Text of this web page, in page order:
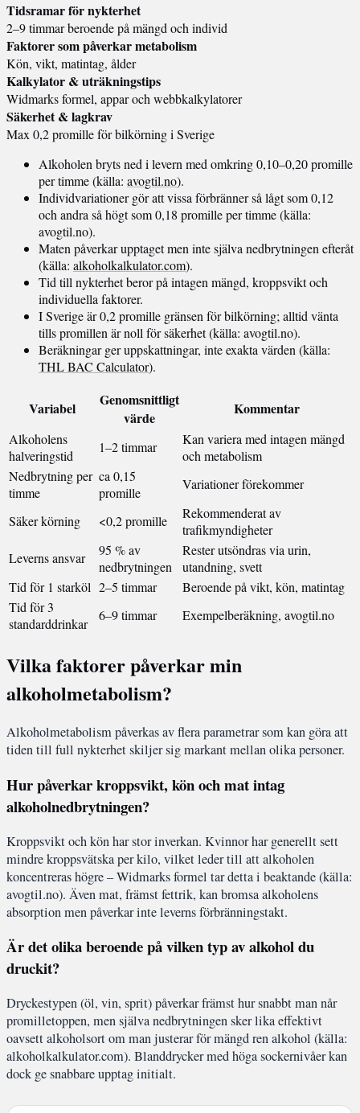
Tidsramar för nykterhet
2–9 timmar beroende på mängd och individ
Faktorer som påverkar metabolism
Kön, vikt, matintag, ålder
Kalkylator & uträkningstips
Widmarks formel, appar och webbkalkylatorer
Säkerhet & lagkrav
Max 0,2 promille för bilkörning i Sverige
Alkoholen bryts ned i levern med omkring 0,10–0,20 promille
per timme (källa: avogtil.no).
Individvariationer gör att vissa förbränner så lågt som 0,12
och andra så högt som 0,18 promille per timme (källa:
avogtil.no).
Maten påverkar upptaget men inte själva nedbrytningen efteråt
(källa: alkoholkalkulator.com).
Tid till nykterhet beror på intagen mängd, kroppsvikt och
individuella faktorer.
I Sverige är 0,2 promille gränsen för bilkörning; alltid vänta
tills promillen är noll för säkerhet (källa: avogtil.no).
Beräkningar ger uppskattningar, inte exakta värden (källa:
THL BAC Calculator).
Variabel
Genomsnittligt
värde
Kommentar
Alkoholens
halveringstid
1–2 timmar
Kan variera med intagen mängd
och metabolism
Nedbrytning per
timme
ca 0,15
promille
Variationer förekommer
Säker körning <0,2 promille
Rekommenderat av
trafikmyndigheter
Leverns ansvar
95 % av
nedbrytningen
Rester utsöndras via urin,
utandning, svett
Tid för 1 starköl 2–5 timmar
Beroende på vikt, kön, matintag
Tid för 3
standarddrinkar
6–9 timmar Exempelberäkning, avogtil.no
Vilka faktorer påverkar min
alkoholmetabolism?
Alkoholmetabolism påverkas av flera parametrar som kan göra att
tiden till full nykterhet skiljer sig markant mellan olika personer.
Hur påverkar kroppsvikt, kön och mat intag
alkoholnedbrytningen?
Kroppsvikt och kön har stor inverkan. Kvinnor har generellt sett
mindre kroppsvätska per kilo, vilket leder till att alkoholen
koncentreras högre – Widmarks formel tar detta i beaktande (källa:
avogtil.no). Även mat, främst fettrik, kan bromsa alkoholens
absorption men påverkar inte leverns förbränningstakt.
Är det olika beroende på vilken typ av alkohol du
druckit?
Dryckestypen (öl, vin, sprit) påverkar främst hur snabbt man når
promilletoppen, men själva nedbrytningen sker lika effektivt
oavsett alkoholsort om man justerar för mängd ren alkohol (källa:
alkoholkalkulator.com). Blanddrycker med höga sockernivåer kan
dock ge snabbare upptag initialt.